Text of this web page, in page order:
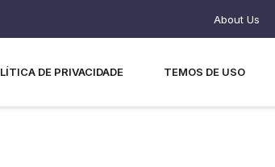
About Us
DE PRIVACIDADE TEMOS DE USO